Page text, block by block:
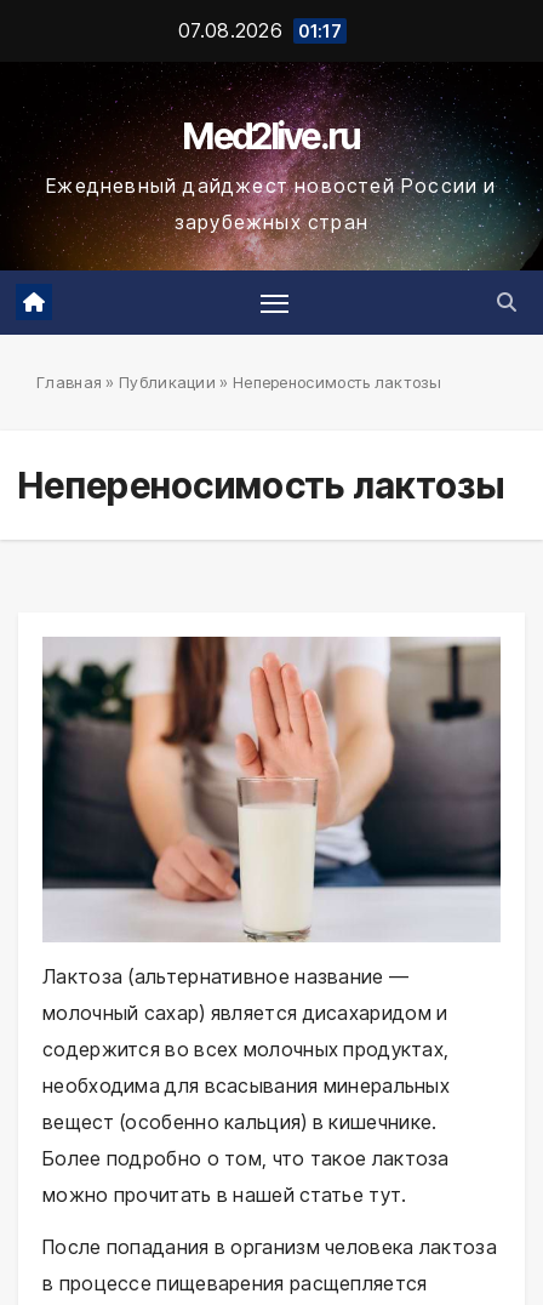
содержимому
07.08.2026 01:17
Med2live.ru
Ежедневный дайджест новостей России и
зарубежных стран
Главная » Публикации » Непереносимость лактозы
Непереносимость лактозы
Лактоза (альтернативное название —
молочный сахар) является дисахаридом и
содержится во всех молочных продуктах,
необходима для всасывания минеральных
вещест (особенно кальция) в кишечнике.
Более подробно о том, что такое лактоза
можно прочитать в нашей статье тут.
После попадания в организм человека лактоза
в процессе пищеварения расщепляется